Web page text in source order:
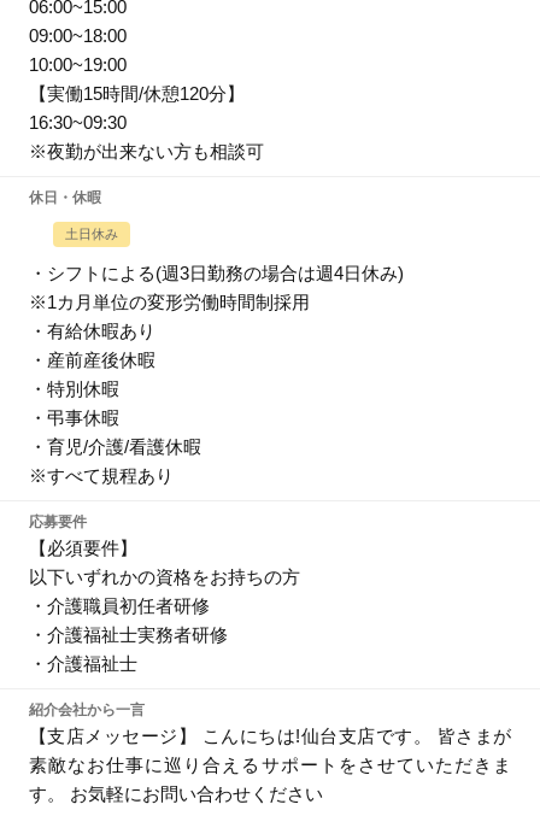
06:00~15:00
09:00~18:00
10:00~19:00
【実働15時間/休憩120分】
16:30~09:30
※夜勤が出来ない方も相談可
休日・休暇
土日休み
・シフトによる(週3日勤務の場合は週4日休み)
※1カ月単位の変形労働時間制採用
・有給休暇あり
・産前産後休暇
・特別休暇
・弔事休暇
・育児/介護/看護休暇
※すべて規程あり
応募要件
【必須要件】
以下いずれかの資格をお持ちの方
・介護職員初任者研修
・介護福祉士実務者研修
・介護福祉士
紹介会社から一言
【支店メッセージ】 こんにちは!仙台支店です。 皆さまが
素敵なお仕事に巡り合えるサポートをさせていただきま
す。 お気軽にお問い合わせください